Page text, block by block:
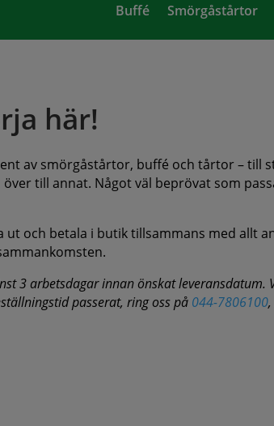
Buffé Smörgåstårtor
här!
av smörgåstårtor, buffé och tårtor – till
till annat. Något väl beprövat som
ut och betala i butik tillsammans med allt
3 arbetsdagar innan önskat leveransdatum.
passerat, ring oss på 044-7806100